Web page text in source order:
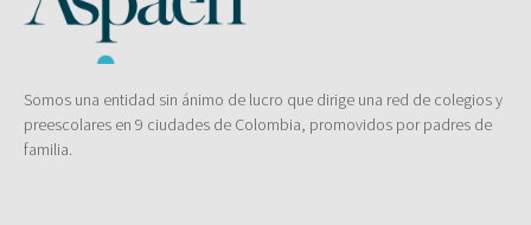
Somos una entidad sin ánimo de lucro que dirige una red de colegios y
preescolares en 9 ciudades de Colombia, promovidos por padres de
familia.